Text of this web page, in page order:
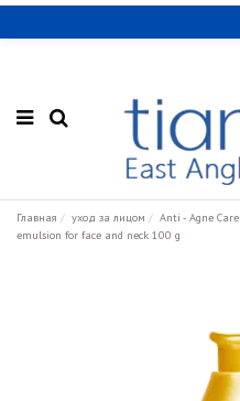
Главная уход за лицом Anti - Agne Care
emulsion for face and neck 100 g